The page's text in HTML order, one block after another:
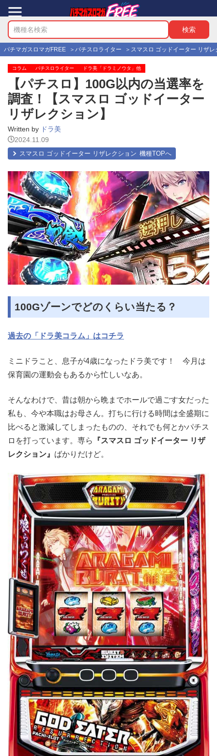
パチマガスロマガFREE パチスロライター スマスロ ゴッドイーター リザレ
コラム パチスロライター ドラ美「ドラミノウタ」他
【パチスロ】100G以内の当選率を
調査！【スマスロ ゴッドイーター
リザレクション】
Written by ドラ美
2024.11.09
スマスロ ゴッドイーター リザレクション
100Gゾーンでどのくらい当たる？
過去の「ドラ美コラム」はコチラ
ミニドラこと、息子が4歳になったドラ美です！ 今月は
保育園の運動会もあるから忙しいなあ。
そんなわけで、昔は朝から晩までホールで過ごす女だった
私も、今や本職はお母さん。打ちに行ける時間は全盛期に
比べると激減してしまったものの、それでも何とかパチス
ロを打っています。専ら
『スマスロ ゴッドイーター リザ
レクション』 ばかりだけど。